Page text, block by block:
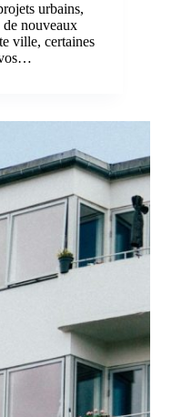
urbains,
nouveaux
ville, certaines
vos…